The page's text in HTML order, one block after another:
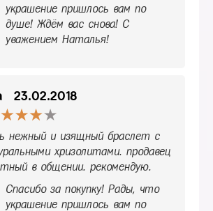
украшение пришлось вам по
душе! Ждём вас снова! С
уважением Наталья!
23.02.2018
нежный и изящный браслет с
хризолитами. продавец
в общении. рекомендую.
Спасибо за покупку! Рады, что
украшение пришлось вам по